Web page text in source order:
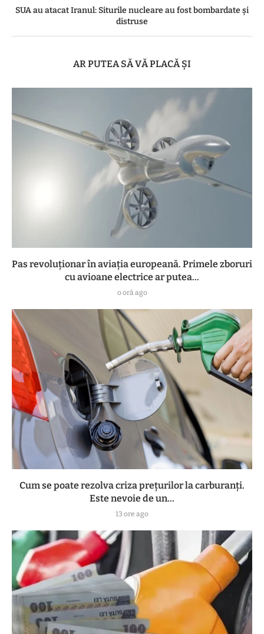
SUA au atacat Iranul: Siturile nucleare au fost bombardate și
distruse
AR PUTEA SĂ VĂ PLACĂ ȘI
Pas revoluționar în aviația europeană. Primele zboruri
cu avioane electrice ar putea...
o oră ago
Cum se poate rezolva criza prețurilor la carburanți.
Este nevoie de un...
13 ore ago